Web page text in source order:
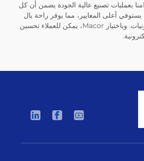
بعمليات تصنيع عالية الجودة يضمن أن كل
منتج من منتجات Macor يستوفي أعلى المعايير، مما يوفر راحة بال
للعملاء في قطاع الإلكترونيات. وباختيار Macor، يمكن للعملاء تحسين